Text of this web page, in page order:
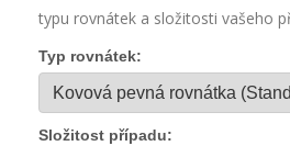
typu rovnátek a složitosti vašeho
Typ rovnátek:
Složitost případu: